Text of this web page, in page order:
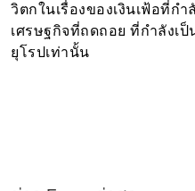
วิตกในเรื่องของเงินเฟ้อที่ก
เศรษฐกิจที่ถดถอย ที่กำลังเ
ยุโรปเท่านั้น